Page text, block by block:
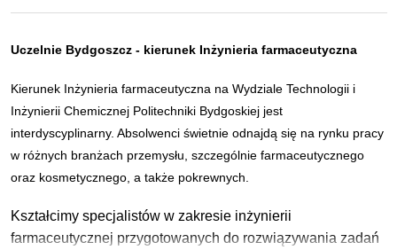
Uczelnie Bydgoszcz - kierunek Inżynieria farmaceutyczna
Kierunek Inżynieria farmaceutyczna na Wydziale Technologii i
Inżynierii Chemicznej Politechniki Bydgoskiej jest
interdyscyplinarny. Absolwenci świetnie odnajdą się na rynku pracy
w różnych branżach przemysłu, szczególnie farmaceutycznego
oraz kosmetycznego, a także pokrewnych.
Kształcimy specjalistów w zakresie inżynierii
farmaceutycznej przygotowanych do rozwiązywania zadań